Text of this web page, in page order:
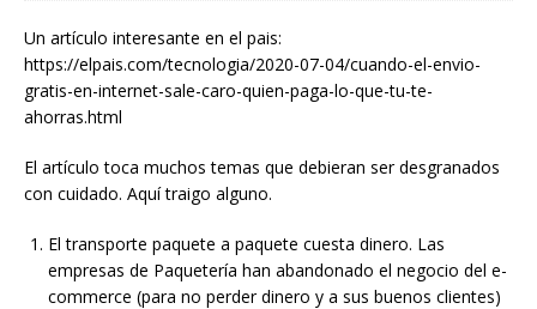
Un artículo interesante en el pais:
https://elpais.com/tecnologia/2020-07-04/cuando-el-envio-
gratis-en-internet-sale-caro-quien-paga-lo-que-tu-te-
ahorras.html
El artículo toca muchos temas que debieran ser desgranados
con cuidado. Aquí traigo alguno.
El transporte paquete a paquete cuesta dinero. Las
empresas de Paquetería han abandonado el negocio del e-
commerce (para no perder dinero y a sus buenos clientes)